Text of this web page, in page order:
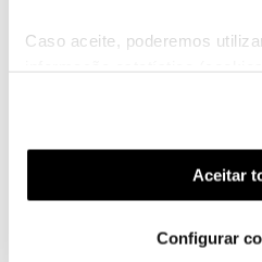
Caso aceite, poderemos
funcionalidades (cookies de
funcionalidade) e adaptar
(cookies de publicidade
utilização dos cookies
Aceitar
Configurar
do meio utilizado;
e do respetivo
Até à presente data, nunca recebi
as condições contratuais
facultado o Modelo Resumo do
Ora, nos termos legais, o